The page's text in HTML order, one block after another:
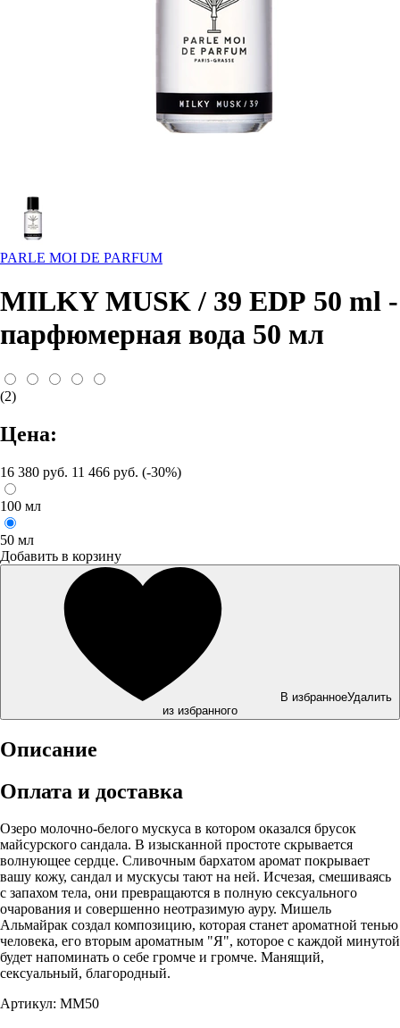
PARLE MOI DE PARFUM
MILKY MUSK / 39 EDP 50 ml -
парфюмерная вода 50 мл
(2)
Цена:
16 380 руб. 11 466 руб. (-30%)
100 мл
50 мл
Добавить в корзину
В избранноеУдалить
из избранного
Описание
Оплата и доставка
Озеро молочно-белого мускуса в котором оказался брусок
майсурского сандала. В изысканной простоте скрывается
волнующее сердце. Сливочным бархатом аромат покрывает
вашу кожу, сандал и мускусы тают на ней. Исчезая, смешиваясь
с запахом тела, они превращаются в полную сексуального
очарования и совершенно неотразимую ауру. Мишель
Альмайрак создал композицию, которая станет ароматной тенью
человека, его вторым ароматным "Я", которое с каждой минутой
будет напоминать о себе громче и громче. Манящий,
сексуальный, благородный.
Артикул: MM50